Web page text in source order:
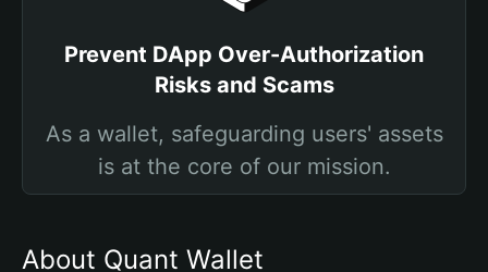
Prevent DApp Over-Authorization
Risks and Scams
As a wallet, safeguarding users' assets
is at the core of our mission.
About Quant Wallet